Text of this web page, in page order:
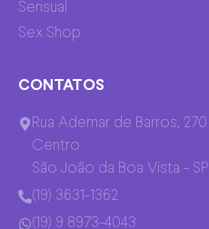
Sensual
Sex Shop
CONTATOS
Rua Ademar de Barros, 270
Centro
São João da Boa Vista - SP
(19) 3631-1362
(19) 9 8973-4043